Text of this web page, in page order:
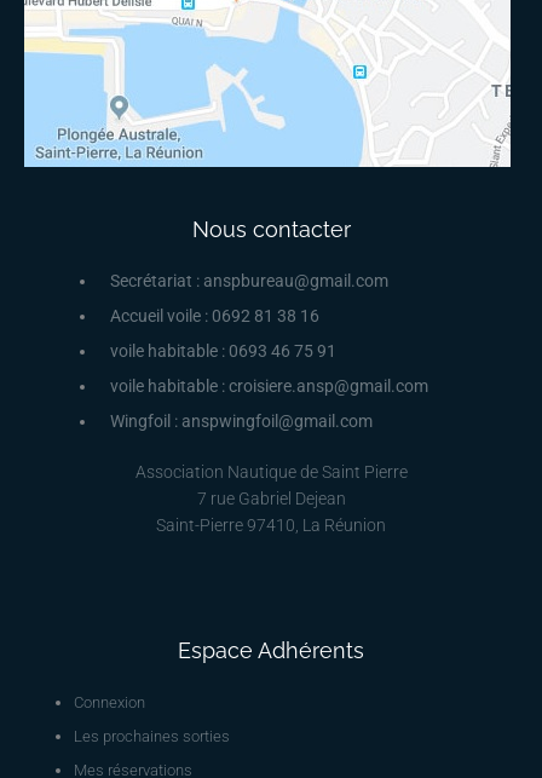
Nous contacter
Secrétariat : anspbureau@gmail.com
Accueil voile : 0692 81 38 16
voile habitable : 0693 46 75 91
voile habitable : croisiere.ansp@gmail.com
Wingfoil : anspwingfoil@gmail.com
Association Nautique de Saint Pierre
7 rue Gabriel Dejean
Saint-Pierre 97410, La Réunion
Espace Adhérents
Connexion
Les prochaines sorties
Mes réservations